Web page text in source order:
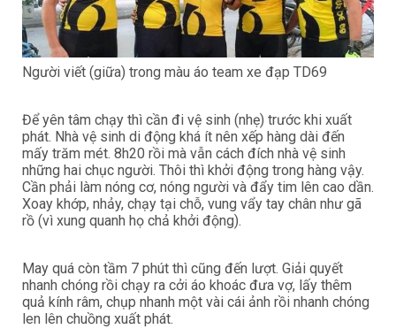
Người viết (giữa) trong màu áo team xe đạp TD69
Để yên tâm chạy thì cần đi vệ sinh (nhẹ) trước khi xuất
phát. Nhà vệ sinh di động khá ít nên xếp hàng dài đến
mấy trăm mét. 8h20 rồi mà vẫn cách đích nhà vệ sinh
những hai chục người. Thôi thì khởi động trong hàng vậy.
Cần phải làm nóng cơ, nóng người và đẩy tim lên cao dần.
Xoay khớp, nhảy, chạy tại chỗ, vung vẩy tay chân như gã
rồ (vì xung quanh họ chả khởi động).
May quá còn tầm 7 phút thì cũng đến lượt. Giải quyết
nhanh chóng rồi chạy ra cởi áo khoác đưa vợ, lấy thêm
quả kính râm, chụp nhanh một vài cái ảnh rồi nhanh chóng
len lên chuồng xuất phát.